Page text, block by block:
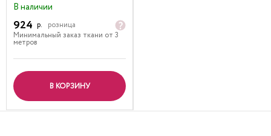
В наличии
924 р.
розница
Минимальный заказ ткани от 3
метров
В КОРЗИНУ